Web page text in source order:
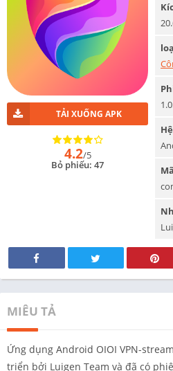
TẢI XUỐNG APK
4.2/5
Bỏ phiếu: 47
MIÊU TẢ
Ứng dụng Android OIOI VPN-
triển bởi Luigen Team và đã có